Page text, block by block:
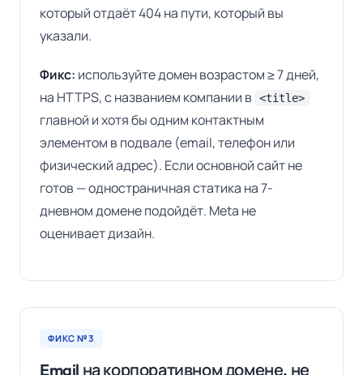
который отдаёт 404 на пути, который вы
указали.
Фикс: используйте домен возрастом ≥ 7 дней,
на HTTPS, с названием компании в
<title>
главной и хотя бы одним контактным
элементом в подвале (email, телефон или
физический адрес). Если основной сайт не
готов — одностраничная статика на 7-
дневном домене подойдёт. Meta не
оценивает дизайн.
ФИКС №3
Email на корпоративном домене, не